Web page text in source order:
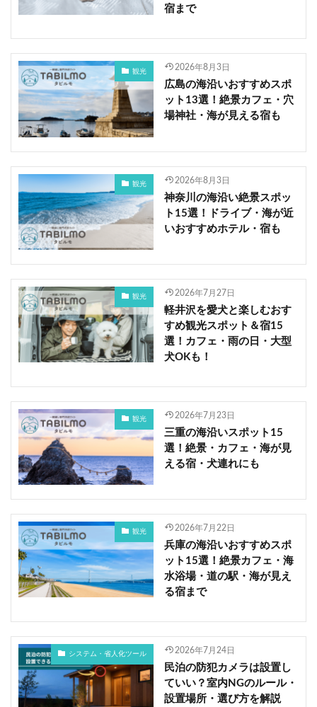
宿まで
観光 2026年8月3日
広島の海沿いおすすめスポ
ット13選！絶景カフェ・穴
場神社・海が見える宿も
観光 2026年8月3日
神奈川の海沿い絶景スポッ
ト15選！ドライブ・海が近
いおすすめホテル・宿も
観光 2026年7月27日
軽井沢を愛犬と楽しむおす
すめ観光スポット＆宿15
選！カフェ・雨の日・大型
犬OKも！
観光 2026年7月23日
三重の海沿いスポット15
選！絶景・カフェ・海が見
える宿・犬連れにも
観光 2026年7月22日
兵庫の海沿いおすすめスポ
ット15選！絶景カフェ・海
水浴場・道の駅・海が見え
る宿まで
システム・省人化ツール 2026年7月24日
民泊の防犯カメラは設置し
ていい？室内NGのルール・
設置場所・選び方を解説